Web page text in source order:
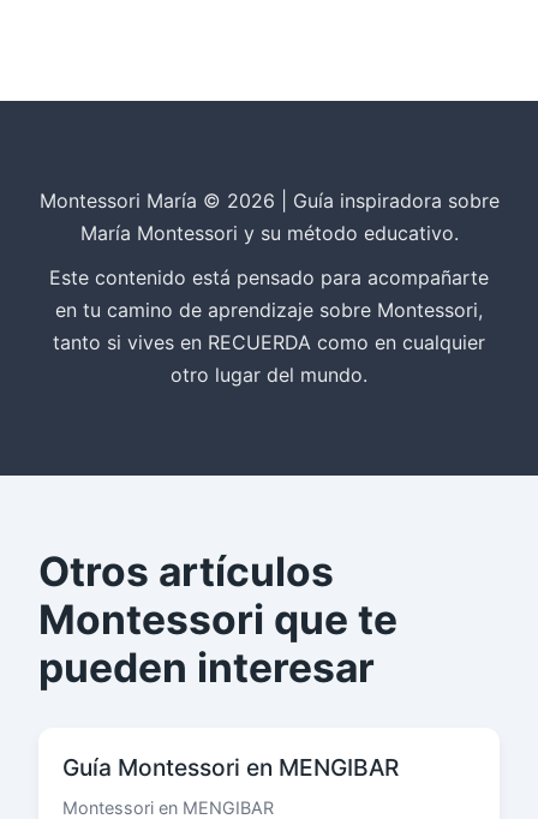
Montessori María © 2026 | Guía inspiradora sobre
María Montessori y su método educativo.
Este contenido está pensado para acompañarte
en tu camino de aprendizaje sobre Montessori,
tanto si vives en RECUERDA como en cualquier
otro lugar del mundo.
Otros artículos
Montessori que te
pueden interesar
Guía Montessori en MENGIBAR
Montessori en MENGIBAR